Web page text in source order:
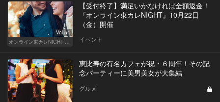
Vol.54
オンライン東カレNIGHT イベント募集
【受付終了】満足いかなければ全額返金！
『オンライン東カレNIGHT』10月22日
（金）開催
イベント
恵比寿の有名カフェが祝・６周年！その記
念パーティーに美男美女が大集結
グルメ